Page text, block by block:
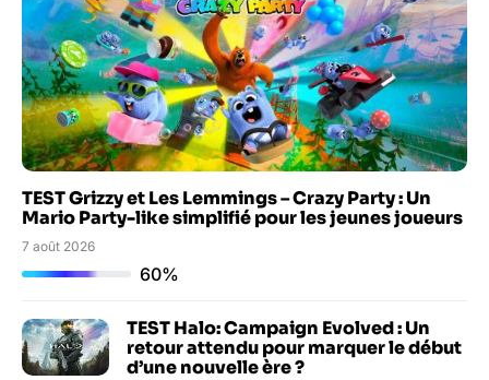
TEST Grizzy et Les Lemmings – Crazy Party : Un
Mario Party-like simplifié pour les jeunes joueurs
7 août 2026
60%
TEST Halo: Campaign Evolved : Un
retour attendu pour marquer le début
d’une nouvelle ère ?